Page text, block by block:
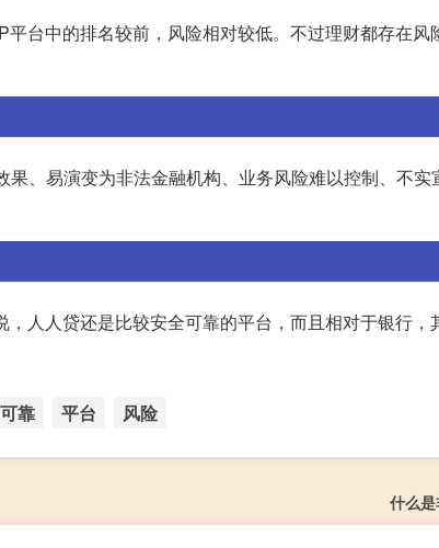
台中的排名较前，风险相对较低。不过理财都存在风
、易演变为非法金融机构、业务风险难以控制、不实
人人贷还是比较安全可靠的平台，而且相对于银行，
可靠 平台 风险
什么